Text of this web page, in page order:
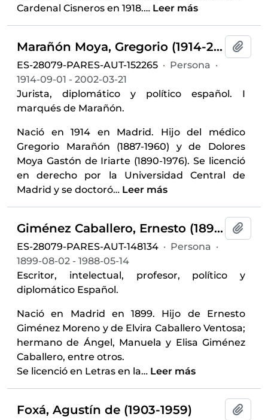
Cardenal Cisneros en 1918.… Leer más
Marañón Moya, Gregorio (1914-2002)
ES-28079-PARES-AUT-152265 · Persona ·
1914-09-01 - 2002-03-21
Jurista, diplomático y político español. I
marqués de Marañón.
Nació en 1914 en Madrid. Hijo del médico
Gregorio Marañón (1887-1960) y de Dolores
Moya Gastón de Iriarte (1890-1976). Se licenció
en derecho por la Universidad Central de
Madrid y se doctoró… Leer más
Giménez Caballero, Ernesto (1899-1988)
ES-28079-PARES-AUT-148134 · Persona ·
1899-08-02 - 1988-05-14
Escritor, intelectual, profesor, político y
diplomático Español.
Nació en Madrid en 1899. Hijo de Ernesto
Giménez Moreno y de Elvira Caballero Ventosa;
hermano de Ángel, Manuela y Elisa Giménez
Caballero, entre otros.
Se licenció en Letras en la… Leer más
Foxá, Agustín de (1903-1959)